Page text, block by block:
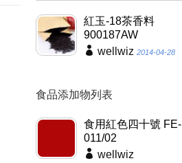
紅玉-18茶香料
900187AW
wellwiz 2014-04-28
食品添加物列表
食用紅色四十號 FE-
011/02
wellwiz